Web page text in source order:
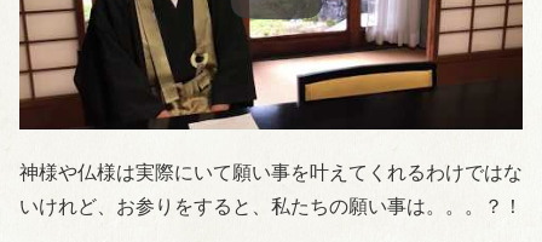
神様や仏様は実際にいて願い事を叶えてくれるわけではな
いけれど、お参りをすると、私たちの願い事は。。。？！